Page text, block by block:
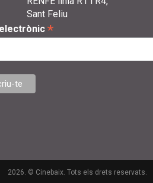
Sant Feliu
*
2026. © Cinebaix. Tots els drets reservats.